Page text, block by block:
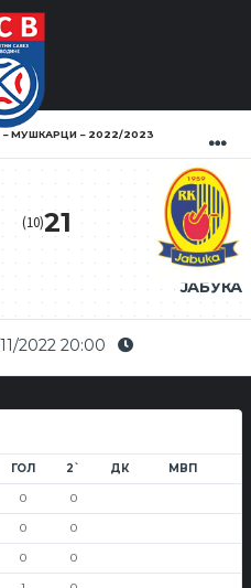
МУШКАРЦИ 2022/2023
ЈАБУКА
(10)21
2022 20:00
ГОЛ 2` ДК МВП
0 0
0 0
0 0